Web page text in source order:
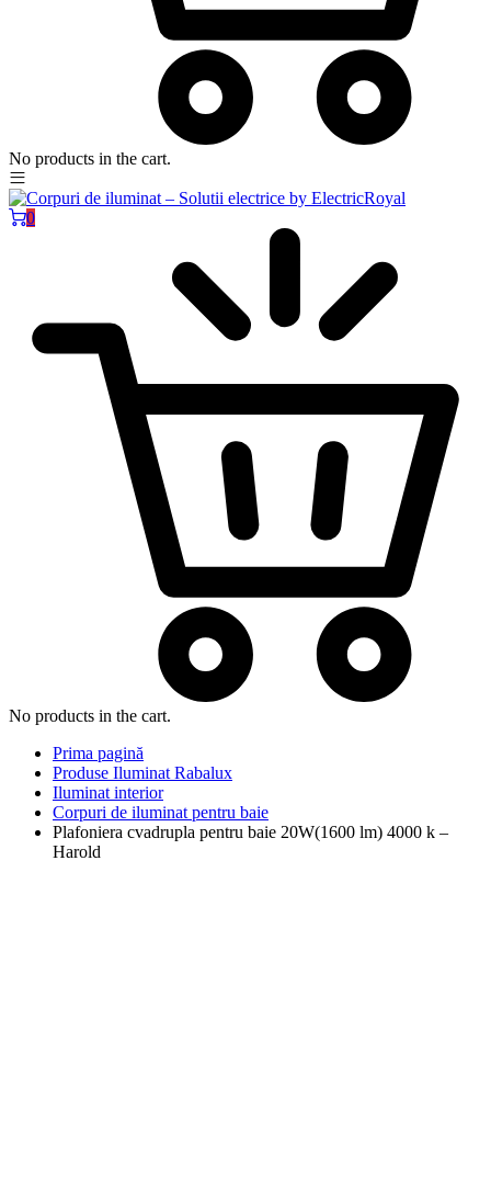
No products in the cart.
0
No products in the cart.
Prima pagină
Produse Iluminat Rabalux
Iluminat interior
Corpuri de iluminat pentru baie
Plafoniera cvadrupla pentru baie 20W(1600 lm) 4000 k –
Harold